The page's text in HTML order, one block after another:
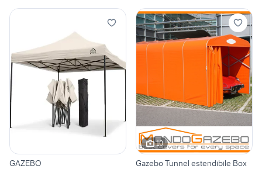
GAZEBO
10
Gazebo Tunnel estendibile Box